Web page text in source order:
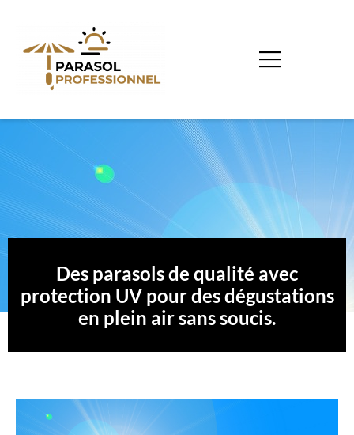
Des parasols de qualité avec
protection UV pour des dégustations
en plein air sans soucis.